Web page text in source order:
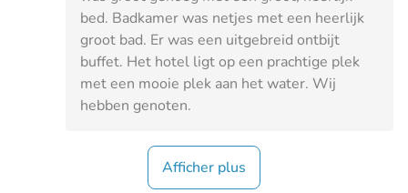
bed. Badkamer was netjes met een heerlijk
groot bad. Er was een uitgebreid ontbijt
buffet. Het hotel ligt op een prachtige plek
met een mooie plek aan het water. Wij
hebben genoten.
Afficher plus